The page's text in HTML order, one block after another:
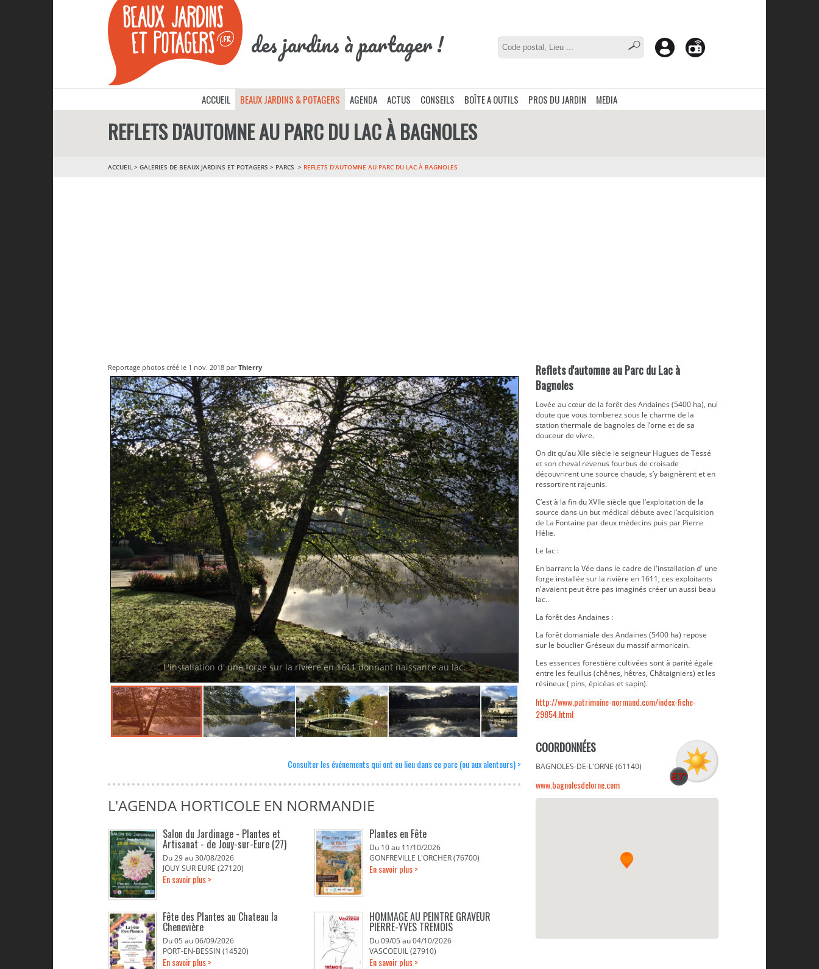
des jardins à partager !
ACCUEIL BEAUX JARDINS & POTAGERS AGENDA ACTUS CONSEILS BOÎTE A OUTILS PROS DU JARDIN MEDIA
REFLETS D'AUTOMNE AU PARC DU LAC À BAGNOLES
ACCUEIL > GALERIES DE BEAUX JARDINS ET POTAGERS > PARCS REFLETS D'AUTOMNE AU PARC DU LAC À BAGNOLES
Reportage photos créé le 1 nov. 2018 parThierry
L'installation d' une forge sur la rivière en 1611 donnant naissance au lac.
Reflets d'automne au Parc du Lac à
Bagnoles
Lovée au cœur de la forêt des Andaines (5400 ha), nul
doute que vous tomberez sous le charme de la
station thermale de bagnoles de l’orne et de sa
douceur de vivre.
On dit qu’au XIIe siècle le seigneur Hugues de Tessé
et son cheval revenus fourbus de croisade
découvrirent une source chaude, s’y baignèrent et en
ressortirent rajeunis.
C’est à la fin du XVIIe siècle que l’exploitation de la
source dans un but médical débute avec l’acquisition
de La Fontaine par deux médecins puis par Pierre
Hélie.
Le lac :
En barrant la Vée dans le cadre de l'installation d' une
forge installée sur la rivière en 1611, ces exploitants
n'avaient peut être pas imaginés créer un aussi beau
lac..
La forêt des Andaines :
La forêt domaniale des Andaines (5400 ha) repose
sur le bouclier Gréseux du massif armoricain.
Les essences forestière cultivées sont à parité égale
entre les feuillus (chênes, hêtres, Châtaigniers) et les
résineux ( pins, épicéas et sapin).
http://www.patrimoine-normand.com/index-fiche-
29854.html
COORDONNÉES
BAGNOLES-DE-L'ORNE (61140)
www.bagnolesdelorne.com
Consulter les événements qui ont eu lieu dans ce parc (ou aux alentours) >
L'AGENDA HORTICOLE EN NORMANDIE
Salon du Jardinage - Plantes et
Artisanat - de Jouy-sur-Eure (27)
Du 29 au 30/08/2026
JOUY SUR EURE (27120)
En savoir plus >
Plantes en Fête
Du 10 au 11/10/2026
GONFREVILLE L'ORCHER (76700)
En savoir plus >
Fête des Plantes au Chateau la
Chenevière
Du 05 au 06/09/2026
PORT-EN-BESSIN (14520)
En savoir plus >
HOMMAGE AU PEINTRE GRAVEUR
PIERRE-YVES TREMOIS
Du 09/05 au 04/10/2026
VASCOEUIL (27910)
En savoir plus >